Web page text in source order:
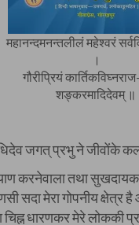
महानन्दमनन्तलीलं महेश्वरं
।
गौरीप्रियं
शङ्करमादिदेवम् ॥
जगत् प्रभु ने जीवोंके
करनेवाला तथा
सदा मेरा गोपनीय
धारणकर मेरे लोककी